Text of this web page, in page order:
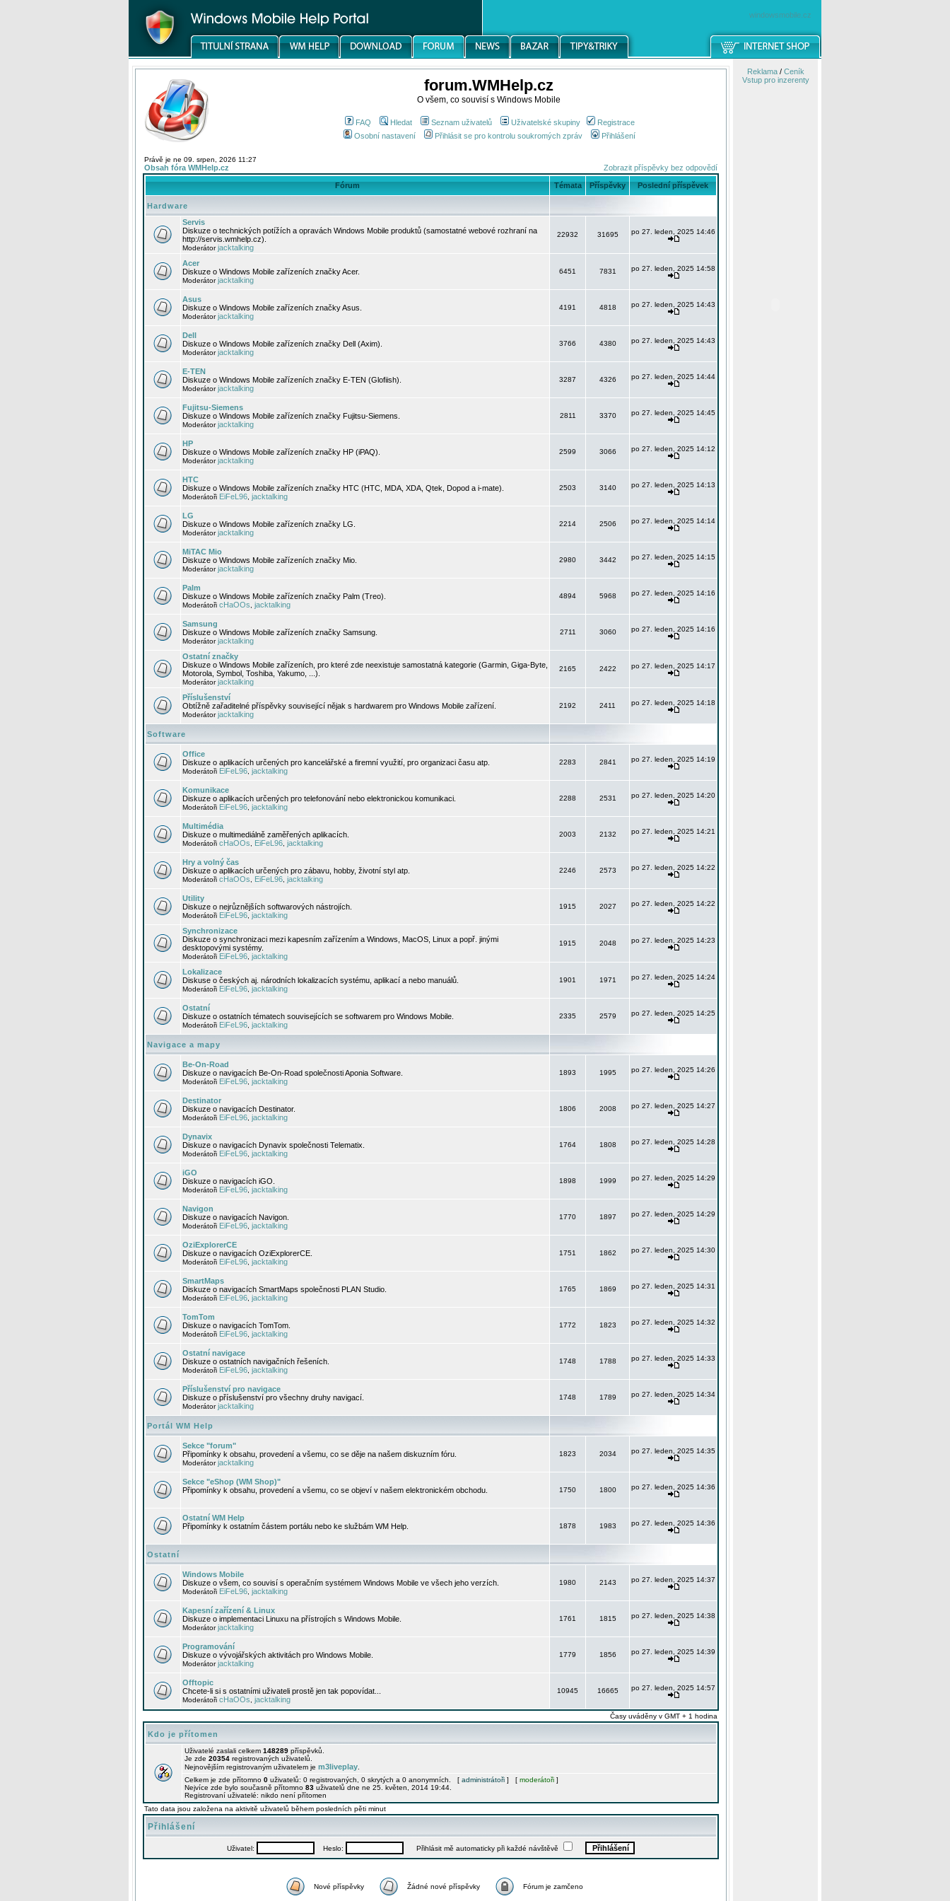
windowsmobile.cz
forum.WMHelp.cz
O všem, co souvisí s Windows Mobile
FAQ Hledat Seznam uživatelů Uživatelské skupiny
Registrace
Osobní nastavení
Přihlásit se pro kontrolu soukromých zpráv Přihlášení
Právě je ne 09. srpen, 2026 11:27
Obsah fóra WMHelp.cz Zobrazit příspěvky bez odpovědí
Fórum Témata Příspěvky Poslední příspěvek
Hardware
Servis
Diskuze o technických potížích a opravách Windows Mobile produktů (samostatné webové rozhraní na
http://servis.wmhelp.cz).
Moderátorjacktalking
22932 31695 po 27. leden, 2025 14:46
Acer
Diskuze o Windows Mobile zařízeních značky Acer.
Moderátorjacktalking
6451 7831 po 27. leden, 2025 14:58
Asus
Diskuze o Windows Mobile zařízeních značky Asus.
Moderátorjacktalking
4191 4818 po 27. leden, 2025 14:43
Dell
Diskuze o Windows Mobile zařízeních značky Dell (Axim).
Moderátorjacktalking
3766 4380 po 27. leden, 2025 14:43
E-TEN
Diskuze o Windows Mobile zařízeních značky E-TEN (Glofiish).
Moderátorjacktalking
3287 4326 po 27. leden, 2025 14:44
Fujitsu-Siemens
Diskuze o Windows Mobile zařízeních značky Fujitsu-Siemens.
Moderátorjacktalking
2811 3370 po 27. leden, 2025 14:45
HP
Diskuze o Windows Mobile zařízeních značky HP (iPAQ).
Moderátorjacktalking
2599 3066 po 27. leden, 2025 14:12
HTC
Diskuze o Windows Mobile zařízeních značky HTC (HTC, MDA, XDA, Qtek, Dopod a i-mate).
Moderátoři EiFeL96 jacktalking
2503 3140 po 27. leden, 2025 14:13
LG
Diskuze o Windows Mobile zařízeních značky LG.
Moderátorjacktalking
2214 2506 po 27. leden, 2025 14:14
MiTAC Mio
Diskuze o Windows Mobile zařízeních značky Mio.
Moderátorjacktalking
2980 3442 po 27. leden, 2025 14:15
Palm
Diskuze o Windows Mobile zařízeních značky Palm (Treo).
Moderátoři cHaOOs jacktalking
4894 5968 po 27. leden, 2025 14:16
Samsung
Diskuze o Windows Mobile zařízeních značky Samsung.
Moderátorjacktalking
2711 3060 po 27. leden, 2025 14:16
Ostatní značky
Diskuze o Windows Mobile zařízeních, pro které zde neexistuje samostatná kategorie (Garmin, Giga-Byte,
Motorola, Symbol, Toshiba, Yakumo, ...).
Moderátorjacktalking
2165 2422 po 27. leden, 2025 14:17
Příslušenství
Obtížně zařaditelné příspěvky související nějak s hardwarem pro Windows Mobile zařízení.
Moderátorjacktalking
2192 2411 po 27. leden, 2025 14:18
Software
Office
Diskuze o aplikacích určených pro kancelářské a firemní využití, pro organizaci času atp.
Moderátoři EiFeL96 jacktalking
2283 2841 po 27. leden, 2025 14:19
Komunikace
Diskuze o aplikacích určených pro telefonování nebo elektronickou komunikaci.
Moderátoři EiFeL96 jacktalking
2288 2531 po 27. leden, 2025 14:20
Multimédia
Diskuze o multimediálně zaměřených aplikacích.
Moderátoři cHaOOs EiFeL96 jacktalking
2003 2132 po 27. leden, 2025 14:21
Hry a volný čas
Diskuze o aplikacích určených pro zábavu, hobby, životní styl atp.
Moderátoři cHaOOs EiFeL96 jacktalking
2246 2573 po 27. leden, 2025 14:22
Utility
Diskuze o nejrůznějších softwarových nástrojích.
Moderátoři EiFeL96 jacktalking
1915 2027 po 27. leden, 2025 14:22
Synchronizace
Diskuze o synchronizaci mezi kapesním zařízením a Windows, MacOS, Linux a popř. jinými
desktopovými systémy.
Moderátoři EiFeL96 jacktalking
1915 2048 po 27. leden, 2025 14:23
Lokalizace
Diskuse o českých aj. národních lokalizacích systému, aplikací a nebo manuálů.
Moderátoři EiFeL96 jacktalking
1901 1971 po 27. leden, 2025 14:24
Ostatní
Diskuze o ostatních tématech souvisejících se softwarem pro Windows Mobile.
Moderátoři EiFeL96 jacktalking
2335 2579 po 27. leden, 2025 14:25
Navigace a mapy
Be-On-Road
Diskuze o navigacích Be-On-Road společnosti Aponia Software.
Moderátoři EiFeL96 jacktalking
1893 1995 po 27. leden, 2025 14:26
Destinator
Diskuze o navigacích Destinator.
Moderátoři EiFeL96 jacktalking
1806 2008 po 27. leden, 2025 14:27
Dynavix
Diskuze o navigacích Dynavix společnosti Telematix.
Moderátoři EiFeL96 jacktalking
1764 1808 po 27. leden, 2025 14:28
iGO
Diskuze o navigacích iGO.
Moderátoři EiFeL96 jacktalking
1898 1999 po 27. leden, 2025 14:29
Navigon
Diskuze o navigacích Navigon.
Moderátoři EiFeL96 jacktalking
1770 1897 po 27. leden, 2025 14:29
OziExplorerCE
Diskuze o navigacích OziExplorerCE.
Moderátoři EiFeL96 jacktalking
1751 1862 po 27. leden, 2025 14:30
SmartMaps
Diskuze o navigacích SmartMaps společnosti PLAN Studio.
Moderátoři EiFeL96 jacktalking
1765 1869 po 27. leden, 2025 14:31
TomTom
Diskuze o navigacích TomTom.
Moderátoři EiFeL96 jacktalking
1772 1823 po 27. leden, 2025 14:32
Ostatní navigace
Diskuze o ostatních navigačních řešeních.
Moderátoři EiFeL96 jacktalking
1748 1788 po 27. leden, 2025 14:33
Příslušenství pro navigace
Diskuze o příslušenství pro všechny druhy navigací.
Moderátorjacktalking
1748 1789 po 27. leden, 2025 14:34
Portál WM Help
Sekce "forum"
Připomínky k obsahu, provedení a všemu, co se děje na našem diskuzním fóru.
Moderátorjacktalking
1823 2034 po 27. leden, 2025 14:35
Sekce "eShop (WM Shop)"
Připomínky k obsahu, provedení a všemu, co se objeví v našem elektronickém obchodu.
1750 1800 po 27. leden, 2025 14:36
Ostatní WM Help
Připomínky k ostatním částem portálu nebo ke službám WM Help.
1878 1983 po 27. leden, 2025 14:36
Ostatní
Windows Mobile
Diskuze o všem, co souvisí s operačním systémem Windows Mobile ve všech jeho verzích.
Moderátoři EiFeL96 jacktalking
1980 2143 po 27. leden, 2025 14:37
Kapesní zařízení & Linux
Diskuze o implementaci Linuxu na přístrojích s Windows Mobile.
Moderátorjacktalking
1761 1815 po 27. leden, 2025 14:38
Programování
Diskuze o vývojářských aktivitách pro Windows Mobile.
Moderátorjacktalking
1779 1856 po 27. leden, 2025 14:39
Offtopic
Chcete-li si s ostatními uživateli prostě jen tak popovídat...
Moderátoři cHaOOs jacktalking
10945 16665 po 27. leden, 2025 14:57
Časy uváděny v GMT + 1 hodina
Kdo je přítomen
Uživatelé zaslali celkem 148289 příspěvků.
Je zde 20354 registrovaných uživatelů.
Nejnovějším registrovaným uživatelem je m3liveplay
Celkem je zde přítomno 0 uživatelů: 0 registrovaných, 0 skrytých a 0 anonymních. [ administrátoři ] [ moderátoři ]
Nejvíce zde bylo současně přítomno 83 uživatelů dne ne 25. květen, 2014 19:44.
Registrovaní uživatelé: nikdo není přítomen
Tato data jsou založena na aktivitě uživatelů během posledních pěti minut
Přihlášení
Uživatel: Heslo: Přihlásit mě automaticky při každé návštěvě
Nové příspěvky Žádné nové příspěvky Fórum je zamčeno
Reklama/ Ceník
Vstup pro inzerenty